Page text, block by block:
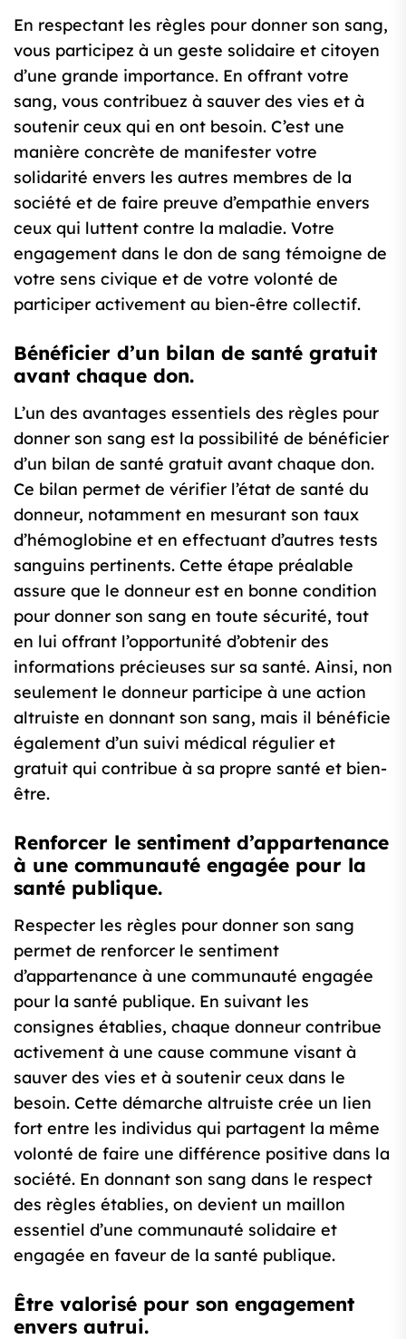
En respectant les règles pour donner son sang,
vous participez à un geste solidaire et citoyen
d’une grande importance. En offrant votre
sang, vous contribuez à sauver des vies et à
soutenir ceux qui en ont besoin. C’est une
manière concrète de manifester votre
solidarité envers les autres membres de la
société et de faire preuve d’empathie envers
ceux qui luttent contre la maladie. Votre
engagement dans le don de sang témoigne de
votre sens civique et de votre volonté de
participer activement au bien-être collectif.
Bénéficier d’un bilan de santé gratuit
avant chaque don.
L’un des avantages essentiels des règles pour
donner son sang est la possibilité de bénéficier
d’un bilan de santé gratuit avant chaque don.
Ce bilan permet de vérifier l’état de santé du
donneur, notamment en mesurant son taux
d’hémoglobine et en effectuant d’autres tests
sanguins pertinents. Cette étape préalable
assure que le donneur est en bonne condition
pour donner son sang en toute sécurité, tout
en lui offrant l’opportunité d’obtenir des
informations précieuses sur sa santé. Ainsi, non
seulement le donneur participe à une action
altruiste en donnant son sang, mais il bénéficie
également d’un suivi médical régulier et
gratuit qui contribue à sa propre santé et bien-
être.
Renforcer le sentiment d’appartenance
à une communauté engagée pour la
santé publique.
Respecter les règles pour donner son sang
permet de renforcer le sentiment
d’appartenance à une communauté engagée
pour la santé publique. En suivant les
consignes établies, chaque donneur contribue
activement à une cause commune visant à
sauver des vies et à soutenir ceux dans le
besoin. Cette démarche altruiste crée un lien
fort entre les individus qui partagent la même
volonté de faire une différence positive dans la
société. En donnant son sang dans le respect
des règles établies, on devient un maillon
essentiel d’une communauté solidaire et
engagée en faveur de la santé publique.
Être valorisé pour son engagement
envers autrui.